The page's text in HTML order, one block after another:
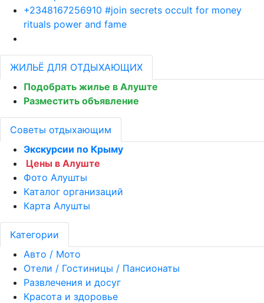
+2348167256910 #join secrets occult for money
rituals power and fame
ЖИЛЬЁ ДЛЯ ОТДЫХАЮЩИХ
Подобрать жилье в Алуште
Разместить объявление
Советы отдыхающим
Экскурсии по Крыму
Цены в Алуште
Фото Алушты
Каталог организаций
Карта Алушты
Категории
Авто / Мото
Отели / Гостиницы / Пансионаты
Развлечения и досуг
Красота и здоровье